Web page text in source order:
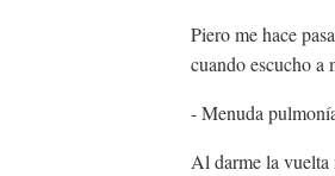
Piero me hace
cuando escucho a
- Menuda
Al darme la vuelta